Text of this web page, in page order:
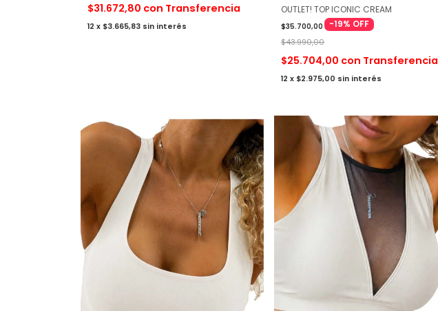
$31.672,80 con Transferencia
12 x $3.665,83 sin interés
OUTLET! TOP ICONIC CREAM
$35.700,00 -19% OFF
$43.990,00
$25.704,00 con Transferencia
12 x $2.975,00 sin interés